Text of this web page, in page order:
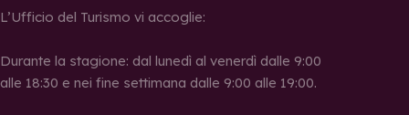
L’Ufficio del Turismo vi accoglie:
Durante la stagione: dal lunedì al venerdì dalle 9:00
alle 18:30 e nei fine settimana dalle 9:00 alle 19:00.